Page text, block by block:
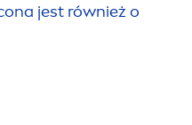
jest również o